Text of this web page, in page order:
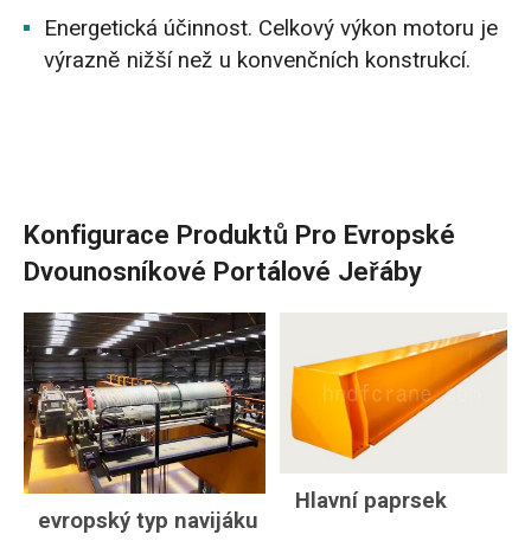
Energetická účinnost. Celkový výkon motoru je
výrazně nižší než u konvenčních konstrukcí.
Konfigurace Produktů Pro Evropské
Dvounosníkové Portálové Jeřáby
evropský typ navijáku
Hlavní paprsek